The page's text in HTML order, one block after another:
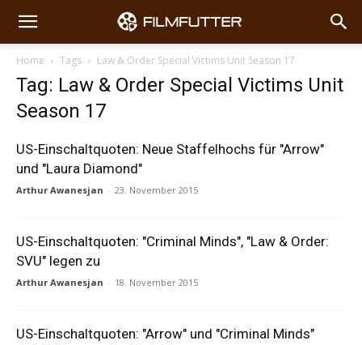
Home Tags Law & Order Special Victims Unit Season 17
Tag: Law & Order Special Victims Unit
Season 17
US-Einschaltquoten: Neue Staffelhochs für "Arrow"
und "Laura Diamond"
Arthur Awanesjan - 23. November 2015
US-Einschaltquoten: "Criminal Minds", "Law & Order:
SVU" legen zu
Arthur Awanesjan - 18. November 2015
US-Einschaltquoten: "Arrow" und "Criminal Minds"